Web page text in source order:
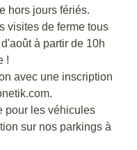
hors jours fériés.
visites de ferme tous
à partir de 10h
!
avec une inscription
pour les véhicules
sur nos parkings à